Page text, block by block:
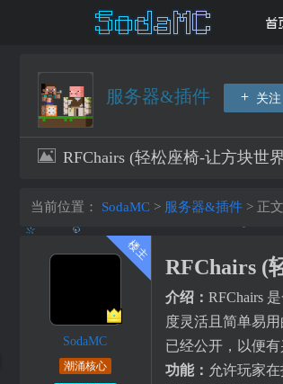
首
服务器&插件 关注
RFChairs (轻松座椅-让方块世
当前位置： SodaMC > 服务器&插件 > 正文
SodaMC
潮涌核心
RFChairs (
介绍： RFChairs
度灵活且简单易
已经公开，以便
功能： 允许玩家